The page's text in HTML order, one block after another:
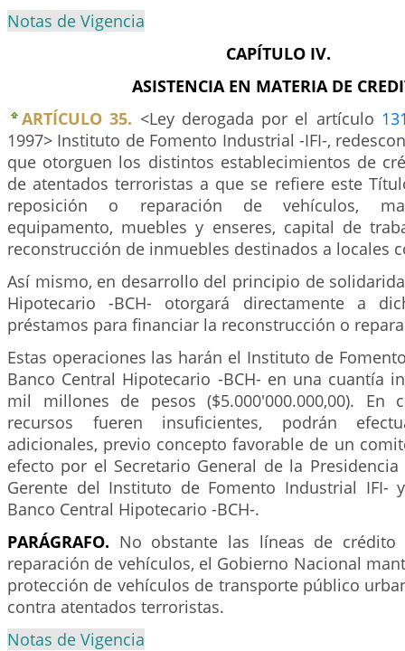
Notas de Vigencia
CAPÍTULO IV.
ASISTENCIA EN MATERIA DE
ARTÍCULO 35. <Ley derogada por el artículo
1997> Instituto de Fomento Industrial -IFI-,
que otorguen los distintos establecimientos de
de atentados terroristas a que se refiere este
reposición o reparación de vehículos,
equipamento, muebles y enseres, capital de
reconstrucción de inmuebles destinados a locales
Así mismo, en desarrollo del principio de
Hipotecario -BCH- otorgará directamente a
préstamos para financiar la reconstrucción o
Estas operaciones las harán el Instituto de
Banco Central Hipotecario -BCH- en una cuantía
mil millones de pesos ($5.000'000.000,00). En
recursos fueren insuficientes, podrán
adicionales, previo concepto favorable de un
efecto por el Secretario General de la
Gerente del Instituto de Fomento Industrial IFI-
Banco Central Hipotecario -BCH-.
PARÁGRAFO. No obstante las líneas de crédito
reparación de vehículos, el Gobierno Nacional
protección de vehículos de transporte público
contra atentados terroristas.
Notas de Vigencia